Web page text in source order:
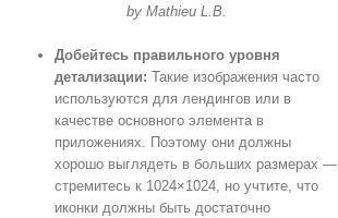
by Mathieu L.B.
Добейтесь правильного уровня
детализации: Такие изображения часто
используются для лендингов или в
качестве основного элемента в
приложениях. Поэтому они должны
хорошо выглядеть в больших размерах —
стремитесь к 1024×1024, но учтите, что
иконки должны быть достаточно